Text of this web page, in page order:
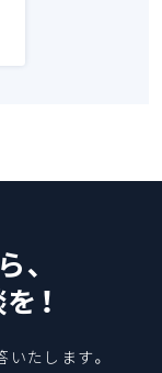
、
！
たします。